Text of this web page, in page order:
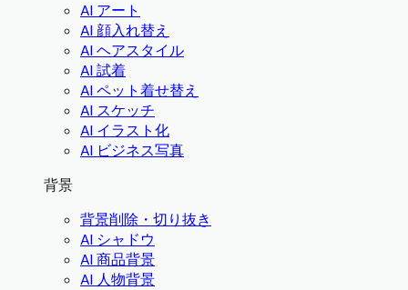
AI アート
AI 顔入れ替え
AI ヘアスタイル
AI 試着
AI ペット着せ替え
AI スケッチ
AI イラスト化
AI ビジネス写真
背景
背景削除・切り抜き
AI シャドウ
AI 商品背景
AI 人物背景